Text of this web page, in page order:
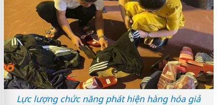
Lực lượng chức năng phát hiện hàng hóa giả